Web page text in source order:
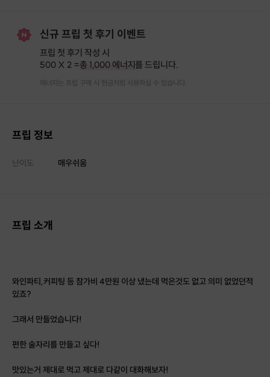
신규 프립 첫 후기 이벤트
프립 첫 후기 작성 시
500 X 2 =총 1,000 에너지를 드립니다.
에너지는 프립 구매 시 현금처럼 사용하실 수 있습니다.
프립 정보
난이도 매우쉬움
프립 소개
와인파티,커피팅 등 참가비 4만원 이상 냈는데 먹은것도 없고 의미 없었던적
있죠?
그래서 만들었습니다!
편한 술자리를 만들고 싶다!
맛있는거 제대로 먹고 제대로 다같이 대화해보자!